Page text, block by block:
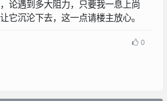
论遇到多大阻力，只要我一息上尚
它沉沦下去，这一点请楼主放心。
0